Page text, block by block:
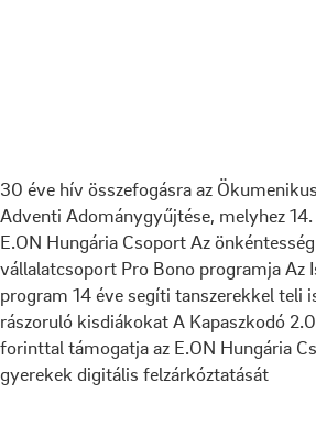
30 éve hív összefogásra az
Adventi Adománygyűjtése, melyhez
E.ON Hungária CsoportAz
vállalatcsoport Pro Bono programjaAz
program 14 éve segíti tanszerekkel teli
rászoruló kisdiákokatA Kapaszkodó
forinttal támogatja az E.ON Hungária
gyerekek digitális felzárkóztatását